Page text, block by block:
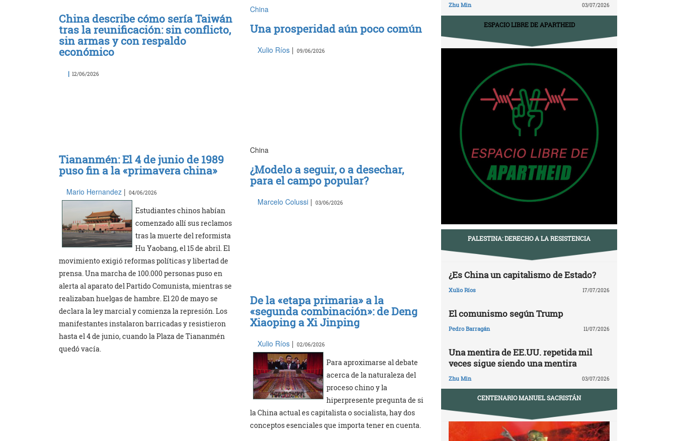
China describe cómo sería Taiwán
tras la reunificación: sin conflicto,
sin armas y con respaldo
económico
| 12/06/2026
China
Una prosperidad aún poco común
Xulio Ríos | 09/06/2026
Tiananmén: El 4 de junio de 1989
puso fin a la «primavera china»
Mario Hernandez | 04/06/2026
Estudiantes chinos habían
comenzado allí sus reclamos
tras la muerte del reformista
Hu Yaobang, el 15 de abril. El
movimiento exigió reformas políticas y libertad de
prensa. Una marcha de 100.000 personas puso en
alerta al aparato del Partido Comunista, mientras se
realizaban huelgas de hambre. El 20 de mayo se
declara la ley marcial y comienza la represión. Los
manifestantes instalaron barricadas y resistieron
hasta el 4 de junio, cuando la Plaza de Tiananmén
quedó vacía.
China
¿Modelo a seguir, o a desechar,
para el campo popular?
Marcelo Colussi | 03/06/2026
De la «etapa primaria» a la
«segunda combinación»: de Deng
Xiaoping a Xi Jinping
Xulio Ríos | 02/06/2026
Para aproximarse al debate
acerca de la naturaleza del
proceso chino y la
hiperpresente pregunta de si
la China actual es capitalista o socialista, hay dos
conceptos esenciales que importa tener en cuenta.
Zhu Min 03/07/2026
ESPACIO LIBRE DE APARTHEID
PALESTINA: DERECHO A LA RESISTENCIA
¿Es China un capitalismo de Estado?
Xulio Ríos 17/07/2026
El comunismo según Trump
Pedro Barragán 11/07/2026
Una mentira de EE.UU. repetida mil
veces sigue siendo una mentira
Zhu Min 03/07/2026
CENTENARIO MANUEL SACRISTÁN